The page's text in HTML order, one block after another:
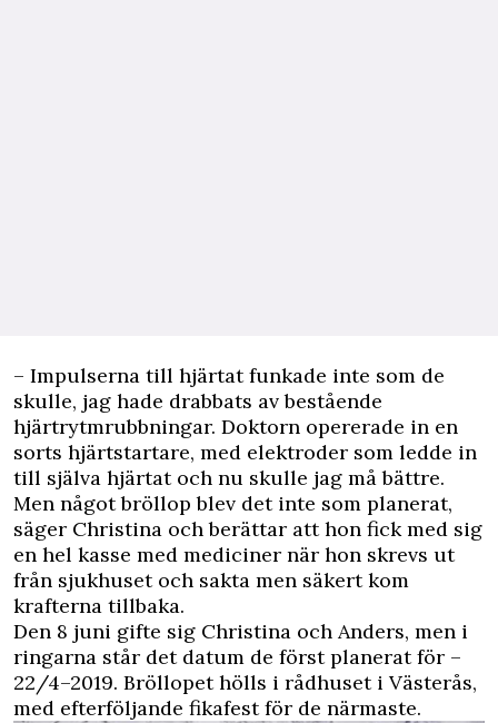
– Impulserna till hjärtat funkade inte som de
skulle, jag hade drabbats av bestående
hjärtrytmrubbningar. Doktorn opererade in en
sorts hjärtstartare, med elektroder som ledde in
till själva hjärtat och nu skulle jag må bättre.
Men något bröllop blev det inte som planerat,
säger Christina och berättar att hon fick med sig
en hel kasse med mediciner när hon skrevs ut
från sjukhuset och sakta men säkert kom
krafterna tillbaka.
Den 8 juni gifte sig Christina och Anders, men i
ringarna står det datum de först planerat för –
22/4–2019. Bröllopet hölls i rådhuset i Västerås,
med efterföljande fikafest för de närmaste.